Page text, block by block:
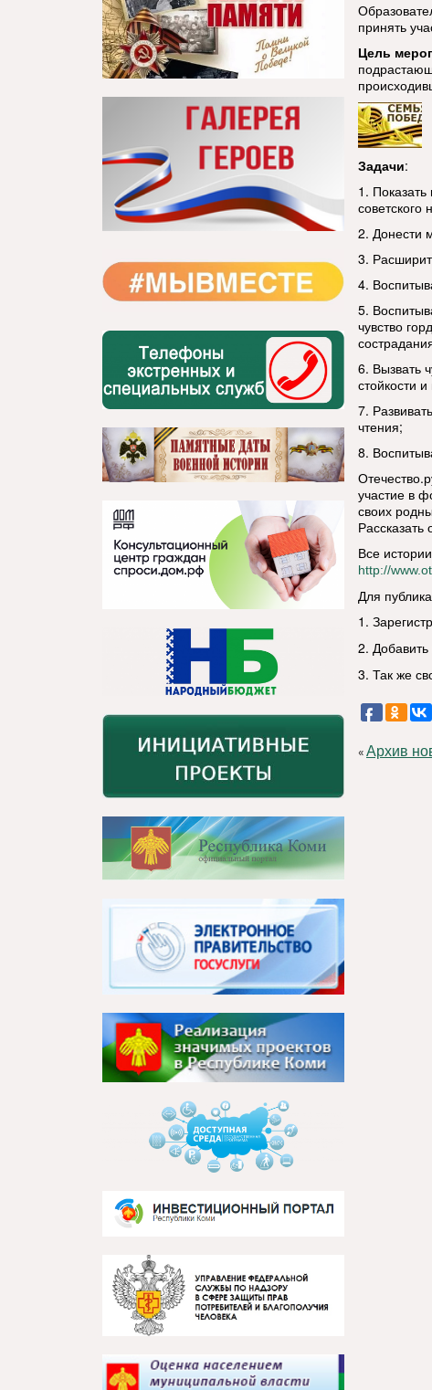
принять
Цель
Задачи:
1.
советского
2. Донести
3.
4.
5.
чувство
6. Вызвать
стойкости
7.
чтения;
8.
участие в
своих
Рассказать
Все
http://
Для
1.
2.
3. Так же
«Архив